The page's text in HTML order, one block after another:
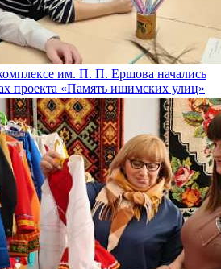
им. П. П. Ершова начались
проекта «Память ишимских улиц»